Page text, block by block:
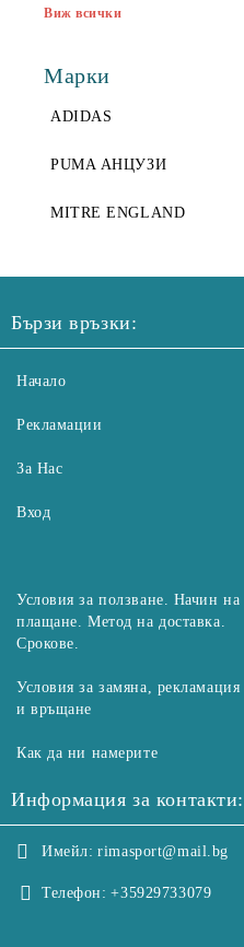
Виж всички
Марки
ADIDAS
PUMA АНЦУЗИ
MITRE ENGLAND
Бързи връзки:
Начало
Рекламации
За Нас
Вход
Условия за ползване. Начин на
плащане. Метод на доставка.
Срокове.
Условия за замяна, рекламация
и връщане
Как да ни намерите
Информация за контакти:
Имейл: rimasport@mail.bg
Телефон: +35929733079